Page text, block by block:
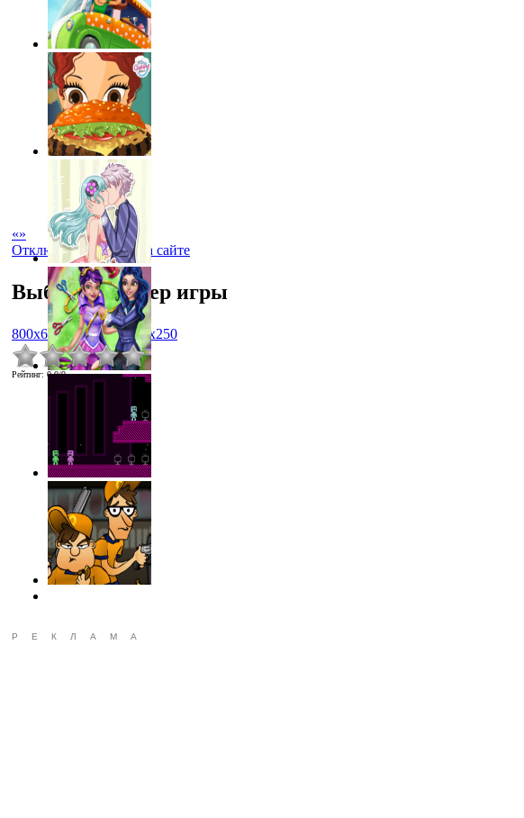
«»
Отключить рекламу на сайте
Выбрать размер игры
800x600 1024x768 450x250
Рейтинг: 0.0/0
РЕКЛАМА